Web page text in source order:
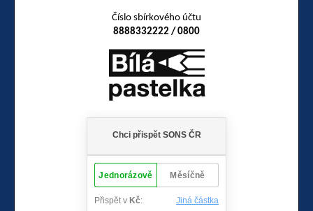
Číslo sbírkového účtu
8888332222 / 0800